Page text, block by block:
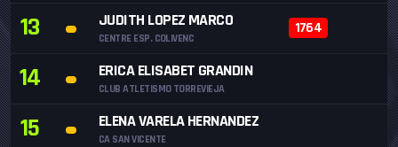
13 JUDITH LOPEZ MARCO
CENTRE ESP. COLIVENC
1764
14 ERICA ELISABET GRANDIN
CLUB ATLETISMO TORREVIEJA
15 ELENA VARELA HERNANDEZ
CA SAN VICENTE